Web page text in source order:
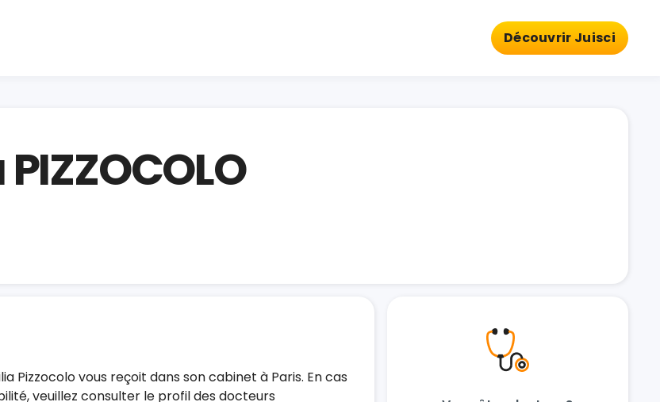
Découvrir Juisci
Pizzocolo vous reçoit dans son cabinet à Paris. En cas
veuillez consulter le profil des docteurs